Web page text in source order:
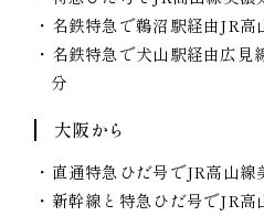
名鉄特急で鵜沼駅経由JR
名鉄特急で犬山駅経由広見
分
大阪から
直通特急ひだ号でJR高山
新幹線と特急ひだ号でJR